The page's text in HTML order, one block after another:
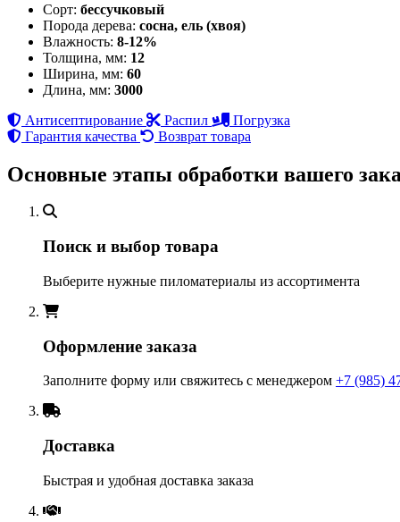
Сорт: бессучковый
Порода дерева: сосна, ель (хвоя)
Влажность: 8-12%
Толщина, мм: 12
Ширина, мм: 60
Длина, мм: 3000
Антисептирование
Распил
Погрузка
Гарантия качества
Возврат товара
Основные этапы обработки вашего
Поиск и выбор товара
Выберите нужные пиломатериалы из ассортимента
Оформление заказа
Заполните форму или свяжитесь с менеджером +7 (985)
Доставка
Быстрая и удобная доставка заказа